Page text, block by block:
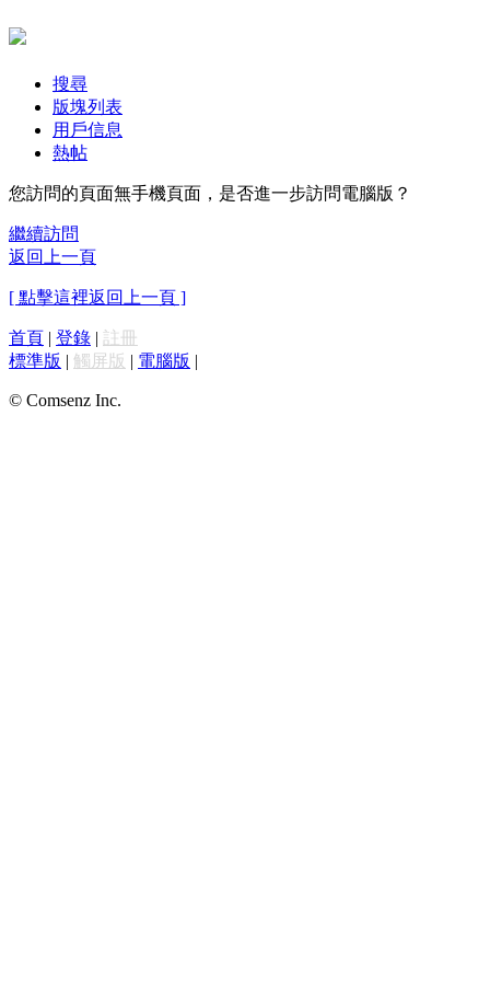
搜尋
版塊列表
用戶信息
熱帖
您訪問的頁面無手機頁面，是否進一步訪問電腦版？
繼續訪問
返回上一頁
[ 點擊這裡返回上一頁 ]
首頁 | 登錄 | 註冊
標準版 | 觸屏版 | 電腦版 |
© Comsenz Inc.